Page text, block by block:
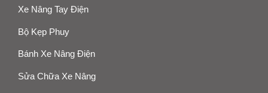
Xe Nâng Tay Điện
Bộ Kẹp Phuy
Bánh Xe Nâng Điện
Sửa Chữa Xe Nâng